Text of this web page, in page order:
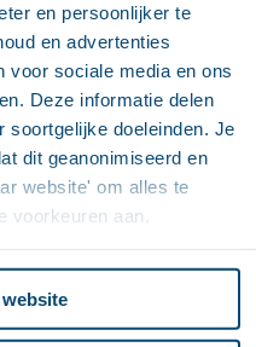
en persoonlijker te
en advertenties
voor sociale media en ons
Deze informatie delen
soortgelijke doeleinden. Je
dit geanonimiseerd en
website' om alles te
voorkeuren aan.
à BNP Paribas de
mais